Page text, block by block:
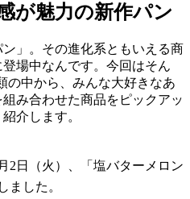
が魅力の新作パン
」。その進化系ともいえる商
場中なんです。今回はそん
の中から、みんな大好きなあ
み合わせた商品をピックアッ
介します。
2日（火）、「塩バターメロン
ました。